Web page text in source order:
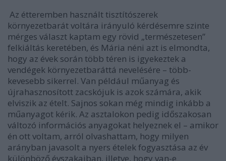
Az étteremben használt tisztítószerek
környezetbarát voltára irányuló kérdésemre szinte
mérges választ kaptam egy rövid „természetesen”
felkiáltás keretében, és Mária néni azt is elmondta,
hogy az évek során több téren is igyekeztek a
vendégek környezetbaráttá nevelésére – több-
kevesebb sikerrel. Van például műanyag és
újrahasznosított zacskójuk is azok számára, akik
elviszik az ételt. Sajnos sokan még mindig inkább a
műanyagot kérik. Az asztalokon pedig időszakosan
változó információs anyagokat helyeznek el – amikor
én ott voltam, arról olvashattam, hogy milyen
arányban javasolt a nyers ételek fogyasztása az év
különböző évszakaiban, illetve, hogy van-e